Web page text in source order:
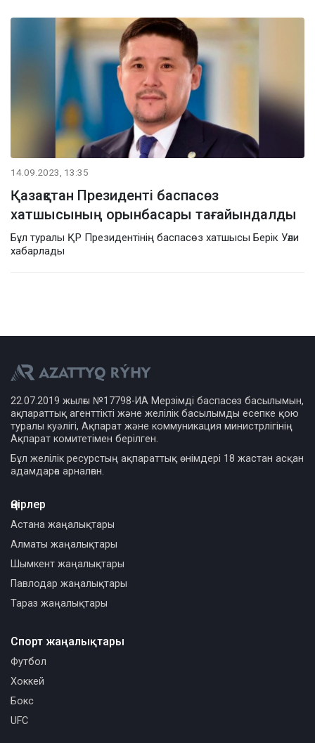
14.09.2023, 13:35
Қазақстан Президенті баспасөз
хатшысының орынбасары тағайындалды
Бұл туралы ҚР Президентінің баспасөз хатшысы Берік Уәли
хабарлады
22.07.2019 жылғы №17798-ИА Мерзімді баспасөз басылымын,
ақпараттық агенттікті және желілік басылымды есепке қою
туралы куәлігі, Ақпарат және коммуникация министрлігінің
Ақпарат комитетімен берілген.
Бұл желілік ресурстың ақпараттық өнімдері 18 жастан асқан
адамдарға арналған.
Өңірлер
Астана жаңалықтары
Алматы жаңалықтары
Шымкент жаңалықтары
Павлодар жаңалықтары
Тараз жаңалықтары
Спорт жаңалықтары
Футбол
Хоккей
Бокс
UFC